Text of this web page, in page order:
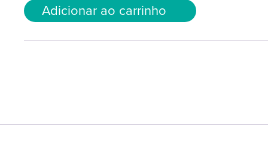
Adicionar ao carrinho